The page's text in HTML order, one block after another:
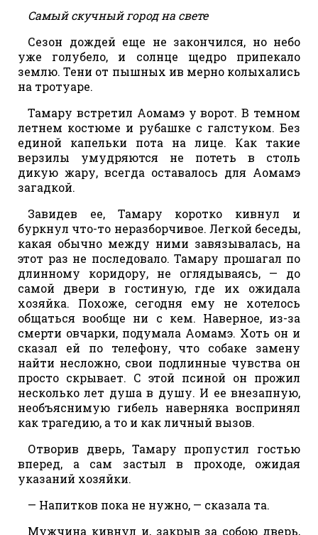
Самый скучный город на свете
Сезон дождей еще не закончился, но небо
уже голубело, и солнце щедро припекало
землю. Тени от пышных ив мерно колыхались
на тротуаре.
Тамару встретил Аомамэ у ворот. В темном
летнем костюме и рубашке с галстуком. Без
единой капельки пота на лице. Как такие
верзилы умудряются не потеть в столь
дикую жару, всегда оставалось для Аомамэ
загадкой.
Завидев ее, Тамару коротко кивнул и
буркнул что-то неразборчивое. Легкой беседы,
какая обычно между ними завязывалась, на
этот раз не последовало. Тамару прошагал по
длинному коридору, не оглядываясь, — до
самой двери в гостиную, где их ожидала
хозяйка. Похоже, сегодня ему не хотелось
общаться вообще ни с кем. Наверное, из-за
смерти овчарки, подумала Аомамэ. Хоть он и
сказал ей по телефону, что собаке замену
найти несложно, свои подлинные чувства он
просто скрывает. С этой псиной он прожил
несколько лет душа в душу. И ее внезапную,
необъяснимую гибель наверняка воспринял
как трагедию, а то и как личный вызов.
Отворив дверь, Тамару пропустил гостью
вперед, а сам застыл в проходе, ожидая
указаний хозяйки.
— Напитков пока не нужно, — сказала та.
Мужчина кивнул и, закрыв за собою дверь,